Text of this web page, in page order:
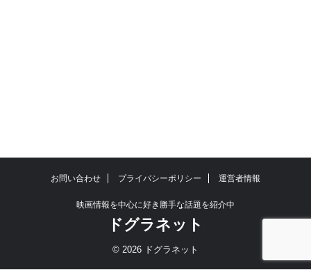
お問い合わせ プライバシーポリシー 運営者情報
映画情報を中心に好き勝手な話題を紹介中
ドグラネット
© 2026 ドグラネット